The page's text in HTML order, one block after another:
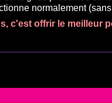
normalement
c'est offrir le meilleur